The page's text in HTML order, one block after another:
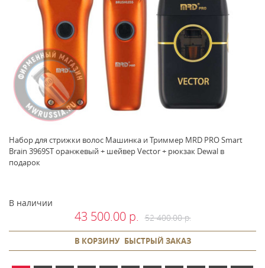
Набор для стрижки волос Машинка и Триммер MRD PRO Smart
Brain 3969ST оранжевый + шейвер Vector + рюкзак Dewal в
подарок
В наличии
43 500.00 р. 52 400.00 р.
В КОРЗИНУ БЫСТРЫЙ ЗАКАЗ